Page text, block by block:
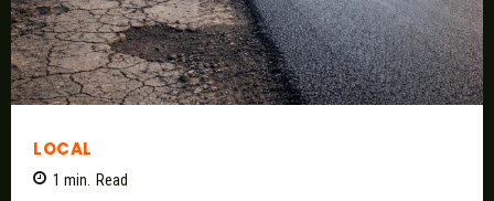
LOCAL
1 min. Read